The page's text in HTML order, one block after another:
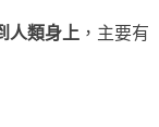
人類身上 ，主要有